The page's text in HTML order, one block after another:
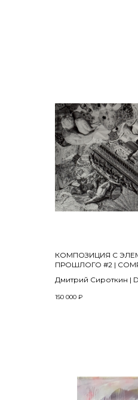
КОМПОЗИЦИЯ С
ПРОШЛОГО #2 |
Дмитрий Сироткин |
150 000 ₽